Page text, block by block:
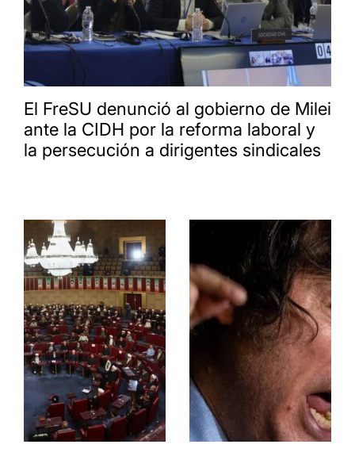
El FreSU denunció al gobierno de Milei
ante la CIDH por la reforma laboral y
la persecución a dirigentes sindicales